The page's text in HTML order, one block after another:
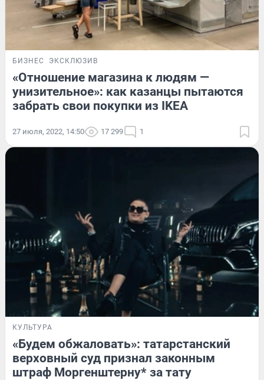
БИЗНЕС ЭКСКЛЮЗИВ
«Отношение магазина к людям —
унизительное»: как казанцы пытаются
забрать свои покупки из IKEA
27 июля, 2022, 14:50 17 299 1
КУЛЬТУРА
«Будем обжаловать»: татарстанский
верховный суд признал законным
штраф Моргенштерну* за тату